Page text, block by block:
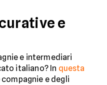
e
e intermediari
italiano? In questa
e degli